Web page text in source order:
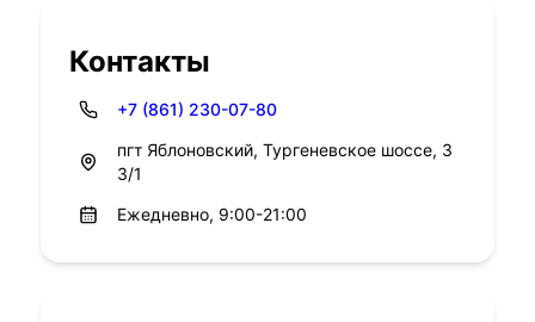
Контакты
+7 (861) 230-07-80
пгт Яблоновский, Тургеневское шоссе, 3
3/1
Ежедневно, 9:00-21:00